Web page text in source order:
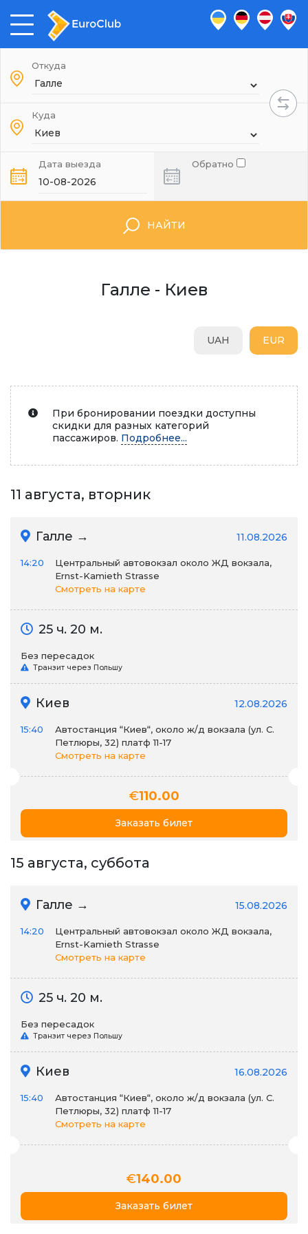
Откуда
Куда
Дата выезда Обратно
НАЙТИ
Галле - Киев
EUR
UAH
При бронировании поездки доступны
скидки для разных категорий
пассажиров. Подробнее...
11 августа, вторник
Галле → 11.08.2026
14:20
Центральный автовокзал около ЖД вокзала,
Ernst-Kamieth Strasse
Смотреть на карте
25 ч. 20 м.
Без пересадок
Транзит через Польшу
Киев 12.08.2026
15:40
Автостанция “Киев“, около ж/д вокзала (ул. С.
Петлюры, 32) платф 11-17
Смотреть на карте
€110.00
Заказать билет
15 августа, суббота
Галле → 15.08.2026
14:20
Центральный автовокзал около ЖД вокзала,
Ernst-Kamieth Strasse
Смотреть на карте
25 ч. 20 м.
Без пересадок
Транзит через Польшу
Киев 16.08.2026
15:40
Автостанция “Киев“, около ж/д вокзала (ул. С.
Петлюры, 32) платф 11-17
Смотреть на карте
€140.00
Заказать билет